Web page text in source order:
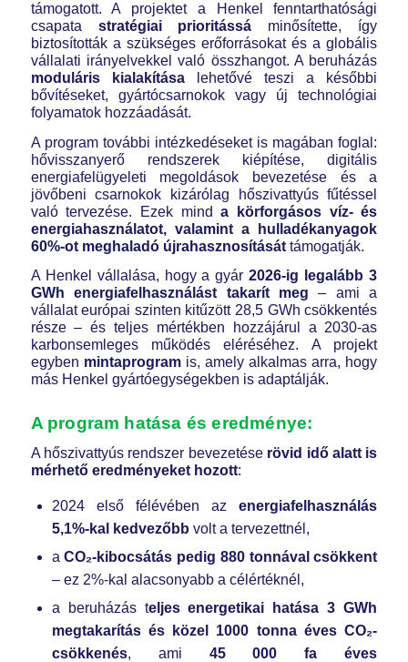
támogatott. A projektet a Henkel fenntarthatósági
csapata stratégiai prioritássá minősítette, így
biztosították a szükséges erőforrásokat és a globális
vállalati irányelvekkel való összhangot. A beruházás
moduláris kialakításalehetővé teszi a későbbi
bővítéseket, gyártócsarnokok vagy új technológiai
folyamatok hozzáadását.
A program további intézkedéseket is magában foglal:
hővisszanyerő rendszerek kiépítése, digitális
energiafelügyeleti megoldások bevezetése és a
jövőbeni csarnokok kizárólag hőszivattyús fűtéssel
való tervezése. Ezek minda körforgásos víz- és
energiahasználatot, valamint a hulladékanyagok
60%-ot meghaladó újrahasznosításáttámogatják.
A Henkel vállalása, hogy a gyár2026-ig legalább 3
GWh energiafelhasználást takarít meg – ami a
vállalat európai szinten kitűzött 28,5 GWh csökkentés
része – és teljes mértékben hozzájárul a 2030-as
karbonsemleges működés eléréséhez. A projekt
egyben mintaprogramis, amely alkalmas arra, hogy
más Henkel gyártóegységekben is adaptálják.
A program hatása és eredménye:
A hőszivattyús rendszer bevezetése rövid idő alatt is
mérhető eredményeket hozott:
2024 első félévében azenergiafelhasználás
5,1%-kal kedvezőbb volt a tervezettnél,
aCO₂-kibocsátás pedig 880 tonnával csökkent
– ez 2%-kal alacsonyabb a célértéknél,
a beruházás teljes energetikai hatása 3 GWh
megtakarítás és közel 1000 tonna éves CO₂-
csökkenés, ami 45 000 fa éves